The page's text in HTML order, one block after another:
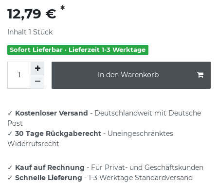
12,79 € *
Inhalt 1 Stück
Sofort Lieferbar · Lieferzeit 1-3 Werktage
In den Warenkorb
✓ Kostenloser Versand - Deutschlandweit mit Deutsche
Post
✓ 30 Tage Rückgaberecht - Uneingeschränktes
Widerrufsrecht
✓ Kauf auf Rechnung - Für Privat- und Geschäftskunden
✓ Schnelle Lieferung - 1-3 Werktage Standardversand